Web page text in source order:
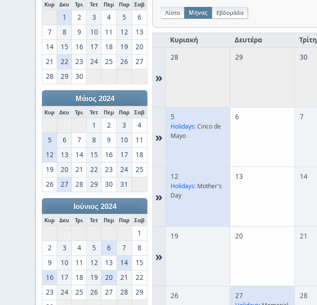
Κυρ Δευ Τρι Τετ Πεμ Παρ Σαβ
1 2 3 4 5
6
7
8 9 10 11 12
13
14
15 16 17 18 19
20
21
22 23 24 25 26
27
28
29 30
Μάιος 2024
Κυρ Δευ Τρι Τετ Πεμ Παρ Σαβ
1 2 3
4
5
6 7 8 9 10
11
12
13 14 15 16 17
18
19
20 21 22 23 24
25
26
27 28 29 30 31
Ιούνιος 2024
Κυρ Δευ Τρι Τετ Πεμ Παρ Σαβ
1
2
3 4 5 6 7
8
9
10 11 12 13 14
15
16
17 18 19 20 21
22
23
24 25 26 27 28
29
Λίστα Μήνας Εβδομάδα
Κυριακή Δευτέρα Τρίτη
»
28 29 30
»
5
Holidays:Cinco de
Mayo
6 7
»
12
Holidays: Mother's
Day
13 14
»
19 20 21
26 27 28